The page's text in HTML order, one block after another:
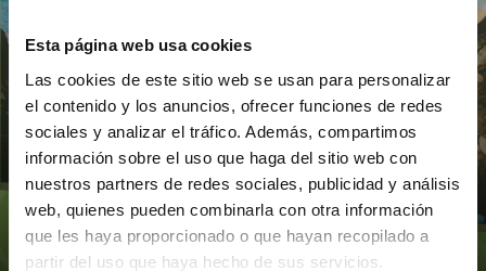
Esta página web usa cookies
Las cookies de este sitio web se usan para personalizar
el contenido y los anuncios, ofrecer funciones de redes
sociales y analizar el tráfico. Además, compartimos
información sobre el uso que haga del sitio web con
nuestros partners de redes sociales, publicidad y análisis
web, quienes pueden combinarla con otra información
que les haya proporcionado o que hayan recopilado a
partir del uso que haya hecho de sus servicios.
12 Agosto 2020| ByMr_admin | 0
Comments
Evangelio – Compartir para crecer